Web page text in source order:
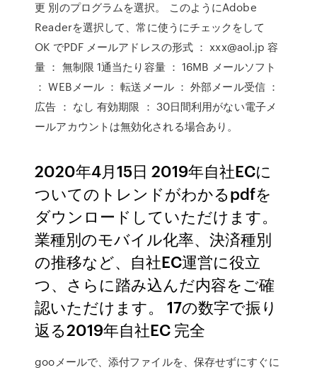
更 別のプログラムを選択。 このようにAdobe
Readerを選択して、常に使うにチェックをして
OK でPDF メールアドレスの形式 ： xxx@aol.jp 容
量 ： 無制限 1通当たり容量 ： 16MB メールソフト
： WEBメール ： 転送メール ： 外部メール受信 ：
広告 ： なし 有効期限 ： 30日間利用がない電子メ
ールアカウントは無効化される場合あり。
2020年4月15日 2019年自社ECに
ついてのトレンドがわかるpdfを
ダウンロードしていただけます。
業種別のモバイル化率、決済種別
の推移など、自社EC運営に役立
つ、さらに踏み込んだ内容をご確
認いただけます。 17の数字で振り
返る2019年自社EC 完全
gooメールで、添付ファイルを、保存せずにすぐに